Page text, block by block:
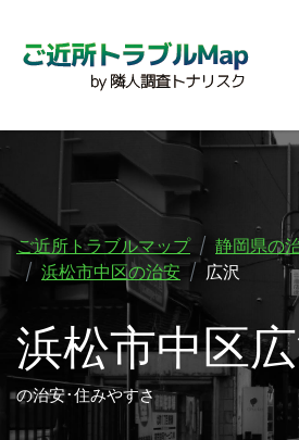
ご近所トラブルマップ
静岡県の
浜松市中区の治安
広沢
浜松市中区
の治安･住みやすさ